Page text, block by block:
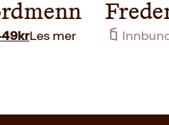
krNåværende
Les mer